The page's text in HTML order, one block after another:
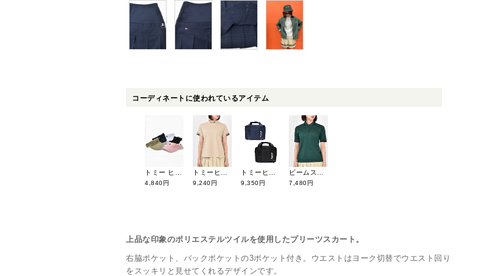
コーディネートに使われているアイテム
4,840円 9,240円 9,350円 7,480円
上品な印象のポリエステルツイルを使用したプリーツスカート。
右脇ポケット、バックポケットの3ポケット付き。ウエストはヨーク切替でウエスト回り
をスッキリと見せてくれるデザインです。